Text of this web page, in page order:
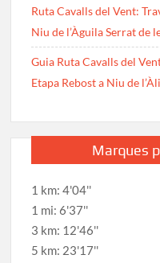
Ruta Cavalls del Vent:
Niu de l’Àguila Serrat de
Guia Ruta Cavalls del
Etapa Rebost a Niu de
Marques
1 km: 4'04''
1 mi: 6'37''
3 km: 12'46''
5 km: 23'17''